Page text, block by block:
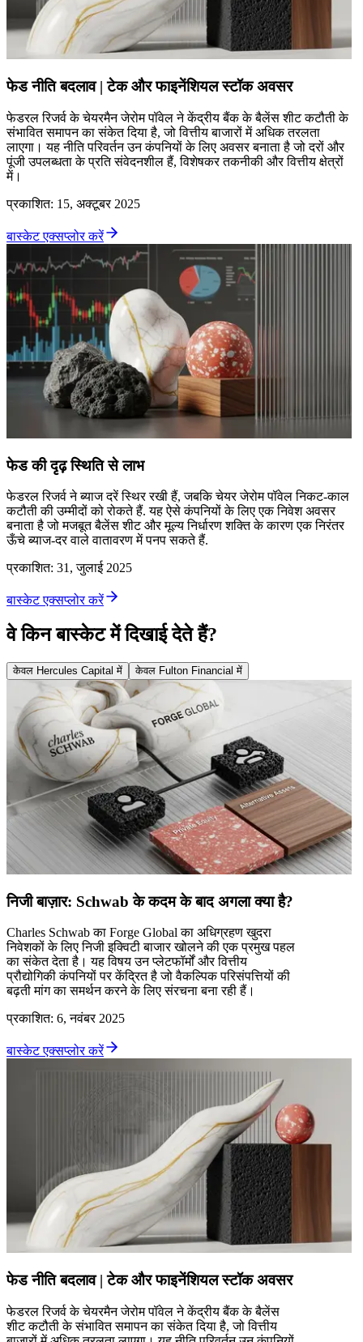
फेड नीति बदलाव | टेक और फाइनेंशियल स्टॉक अवसर
फेडरल रिजर्व के चेयरमैन जेरोम पॉवेल ने केंद्रीय बैंक के बैलेंस शीट कटौती के
संभावित समापन का संकेत दिया है, जो वित्तीय बाजारों में अधिक तरलता
लाएगा। यह नीति परिवर्तन उन कंपनियों के लिए अवसर बनाता है जो दरों और
पूंजी उपलब्धता के प्रति संवेदनशील हैं, विशेषकर तकनीकी और वित्तीय क्षेत्रों
में।
प्रकाशित: 15, अक्टूबर 2025
बास्केट एक्सप्लोर करें
फेड की दृढ़ स्थिति से लाभ
फेडरल रिजर्व ने ब्याज दरें स्थिर रखी हैं, जबकि चेयर जेरोम पॉवेल निकट-काल
कटौती की उम्मीदों को रोकते हैं. यह ऐसे कंपनियों के लिए एक निवेश अवसर
बनाता है जो मजबूत बैलेंस शीट और मूल्य निर्धारण शक्ति के कारण एक निरंतर
ऊँचे ब्याज-दर वाले वातावरण में पनप सकते हैं.
प्रकाशित: 31, जुलाई 2025
बास्केट एक्सप्लोर करें
वे किन बास्केट में दिखाई देते हैं?
केवल Hercules Capital में केवल Fulton Financial में
निजी बाज़ार: Schwab के कदम के बाद अगला क्या है?
Charles Schwab का Forge Global का अधिग्रहण खुदरा
निवेशकों के लिए निजी इक्विटी बाजार खोलने की एक प्रमुख पहल
का संकेत देता है। यह विषय उन प्लेटफॉर्मों और वित्तीय
प्रौद्योगिकी कंपनियों पर केंद्रित है जो वैकल्पिक परिसंपत्तियों की
बढ़ती मांग का समर्थन करने के लिए संरचना बना रही हैं।
प्रकाशित: 6, नवंबर 2025
बास्केट एक्सप्लोर करें
फेड नीति बदलाव | टेक और फाइनेंशियल स्टॉक अवसर
फेडरल रिजर्व के चेयरमैन जेरोम पॉवेल ने केंद्रीय बैंक के बैलेंस
शीट कटौती के संभावित समापन का संकेत दिया है, जो वित्तीय